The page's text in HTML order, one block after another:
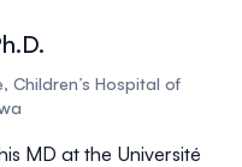
Children’s Hospital of
MD at the Université